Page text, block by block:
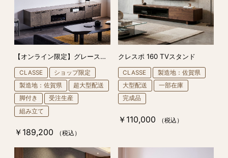
【オンライン限定】グレースDC 240 TVスタンド
CLASSE
ショップ限定
製造地：佐賀県
超大型配送
脚付き
受注生産
組み立て
￥189,200 （税込）
クレスポ 160 TVスタンド
CLASSE
製造地：佐賀県
大型配送
一部在庫
完成品
￥110,000 （税込）